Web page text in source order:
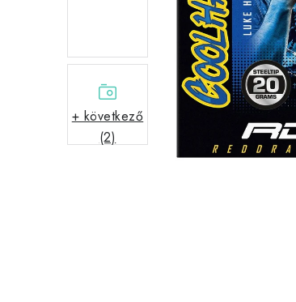
+ következő
(2)